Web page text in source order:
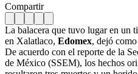
Compartir
La balacera que tuvo lugar en un
en Xalatlaco, Edomex, dejó
De acuerdo con el reporte de la
de México (SSEM), los hechos